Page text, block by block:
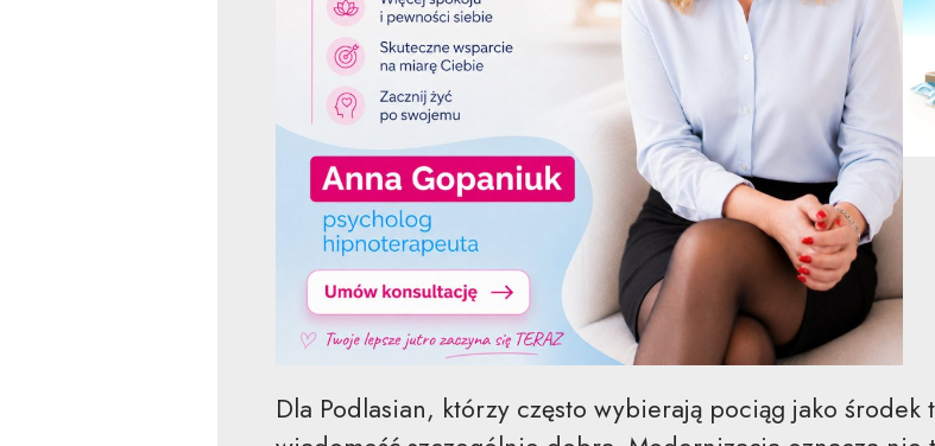
Dla Podlasian, którzy często wybierają pociąg jako